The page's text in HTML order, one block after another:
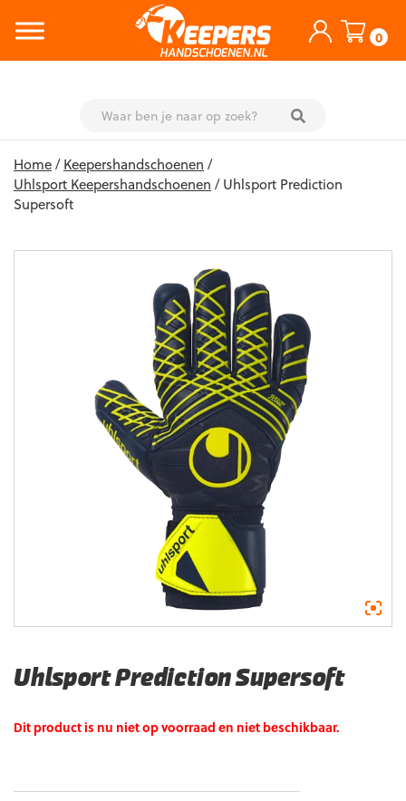
0
content
Home/Keepershandschoenen /
Uhlsport Keepershandschoenen / Uhlsport Prediction
Supersoft
Uhlsport Prediction Supersoft
Dit product is nu niet op voorraad en niet beschikbaar.